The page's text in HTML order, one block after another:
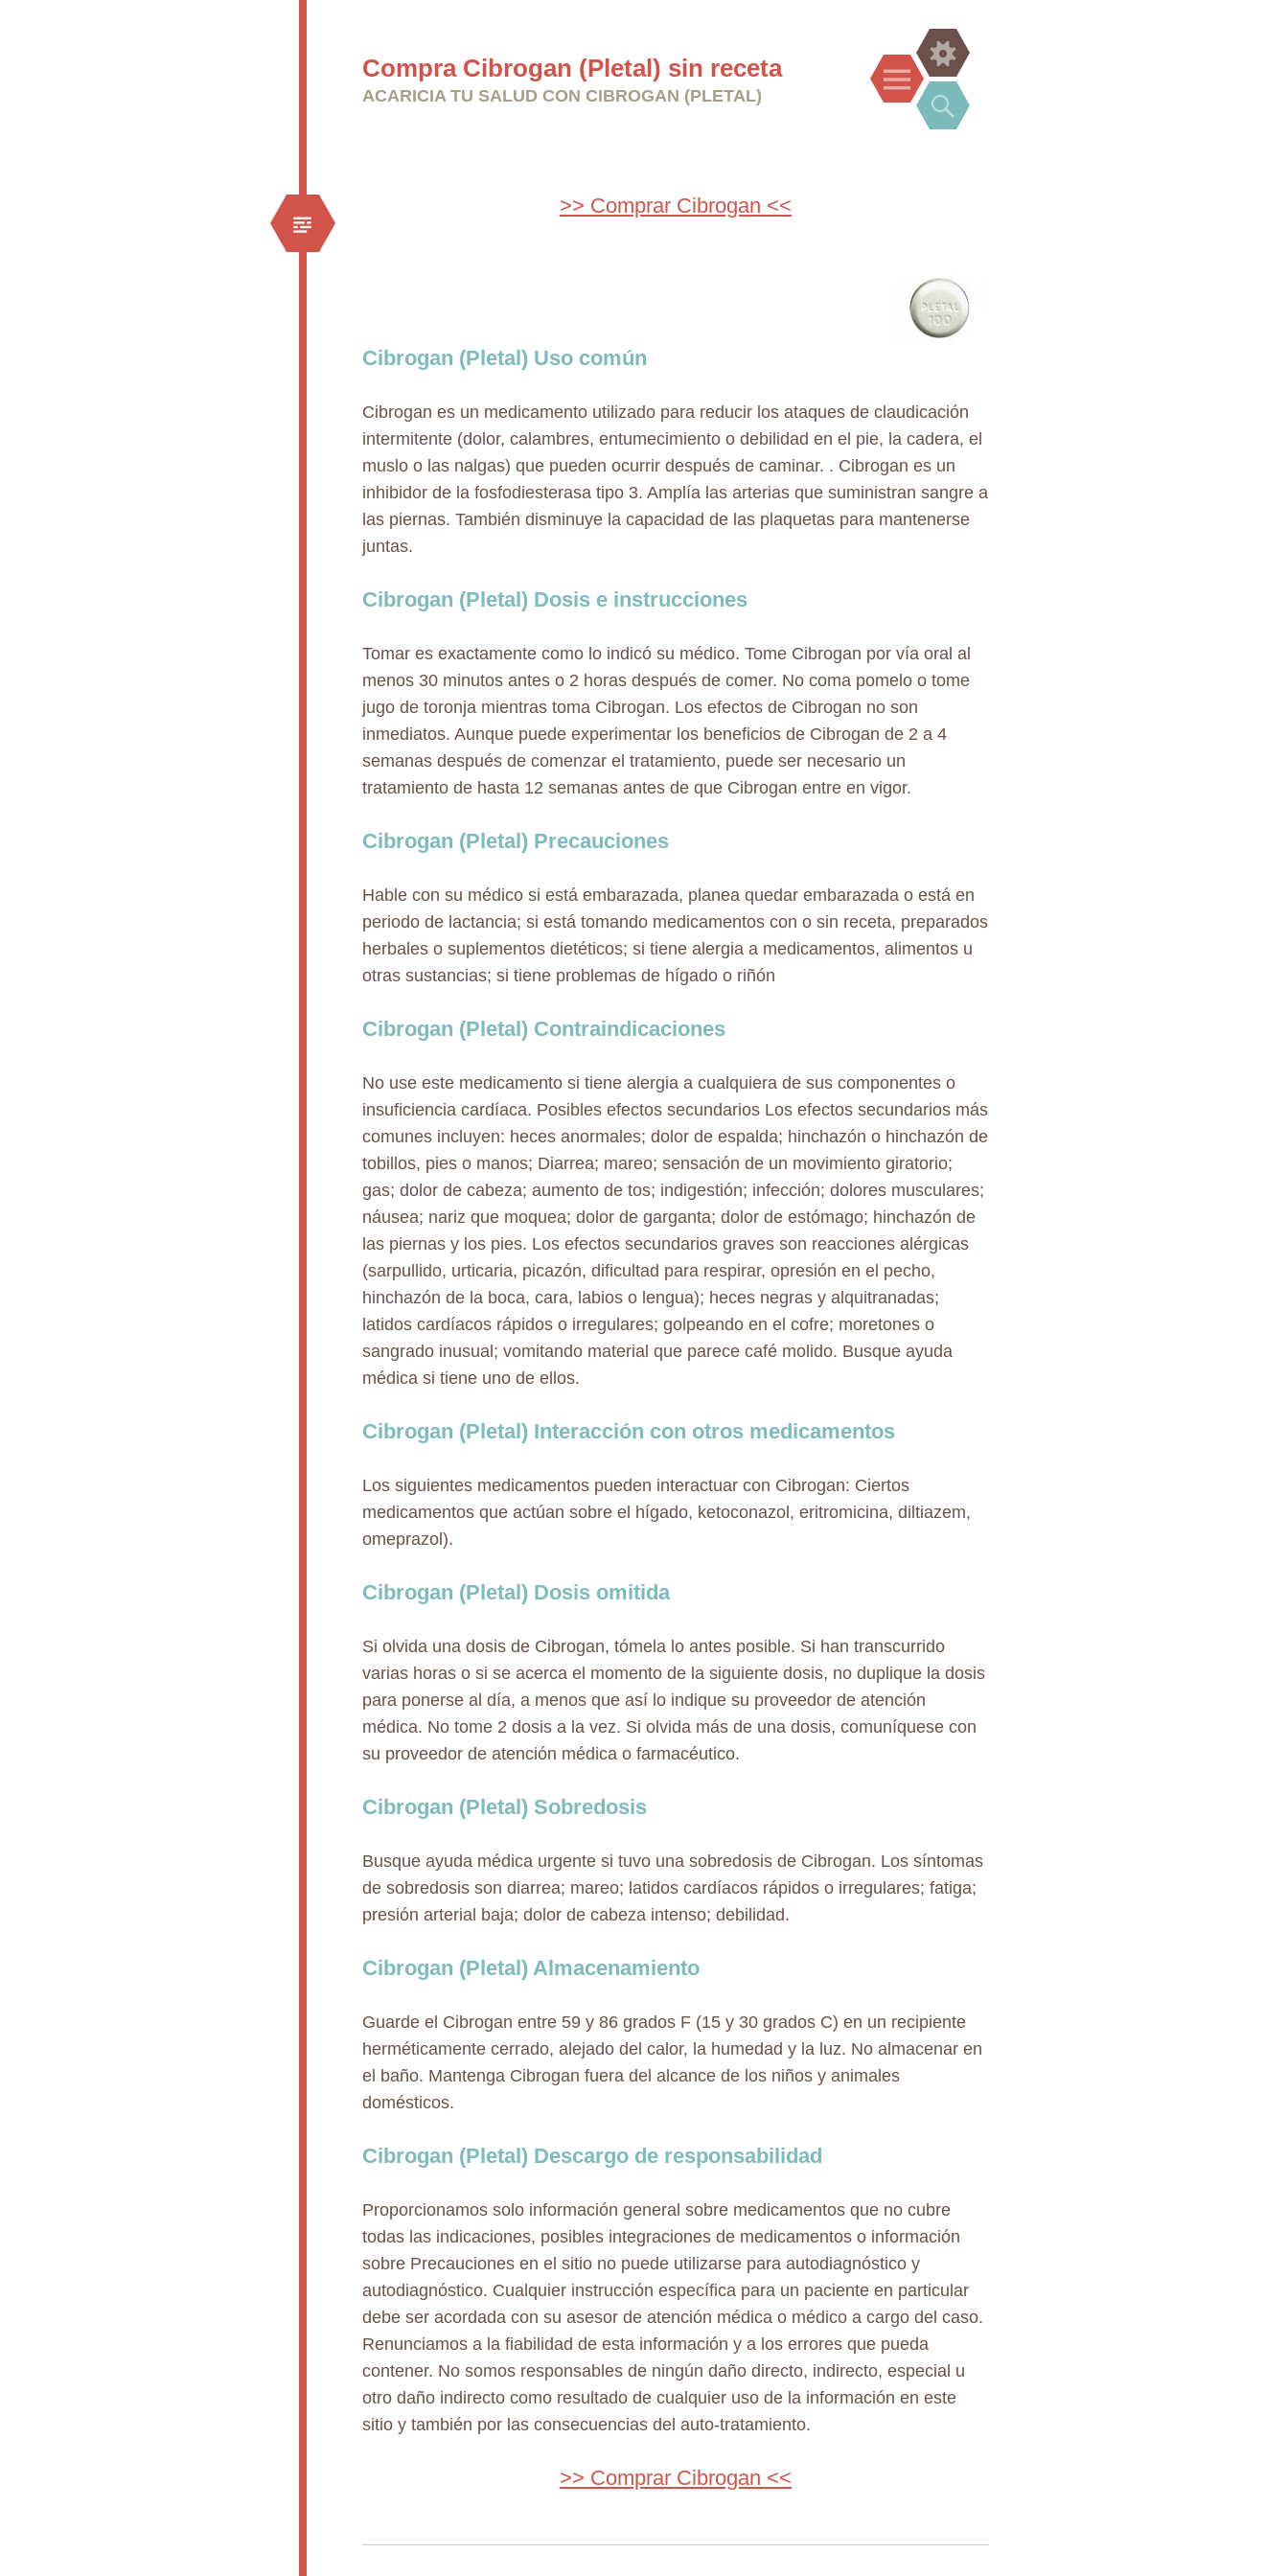
Compra Cibrogan (Pletal) sin receta
ACARICIA TU SALUD CON CIBROGAN (PLETAL)
Menu
Widgets
Search
>> Comprar Cibrogan <<
Cibrogan (Pletal) Uso común
Cibrogan es un medicamento utilizado para reducir los ataques de claudicación
intermitente (dolor, calambres, entumecimiento o debilidad en el pie, la cadera, el
muslo o las nalgas) que pueden ocurrir después de caminar. . Cibrogan es un
inhibidor de la fosfodiesterasa tipo 3. Amplía las arterias que suministran sangre a
las piernas. También disminuye la capacidad de las plaquetas para mantenerse
juntas.
Cibrogan (Pletal) Dosis e instrucciones
Tomar es exactamente como lo indicó su médico. Tome Cibrogan por vía oral al
menos 30 minutos antes o 2 horas después de comer. No coma pomelo o tome
jugo de toronja mientras toma Cibrogan. Los efectos de Cibrogan no son
inmediatos. Aunque puede experimentar los beneficios de Cibrogan de 2 a 4
semanas después de comenzar el tratamiento, puede ser necesario un
tratamiento de hasta 12 semanas antes de que Cibrogan entre en vigor.
Cibrogan (Pletal) Precauciones
Hable con su médico si está embarazada, planea quedar embarazada o está en
periodo de lactancia; si está tomando medicamentos con o sin receta, preparados
herbales o suplementos dietéticos; si tiene alergia a medicamentos, alimentos u
otras sustancias; si tiene problemas de hígado o riñón
Cibrogan (Pletal) Contraindicaciones
No use este medicamento si tiene alergia a cualquiera de sus componentes o
insuficiencia cardíaca. Posibles efectos secundarios Los efectos secundarios más
comunes incluyen: heces anormales; dolor de espalda; hinchazón o hinchazón de
tobillos, pies o manos; Diarrea; mareo; sensación de un movimiento giratorio;
gas; dolor de cabeza; aumento de tos; indigestión; infección; dolores musculares;
náusea; nariz que moquea; dolor de garganta; dolor de estómago; hinchazón de
las piernas y los pies. Los efectos secundarios graves son reacciones alérgicas
(sarpullido, urticaria, picazón, dificultad para respirar, opresión en el pecho,
hinchazón de la boca, cara, labios o lengua); heces negras y alquitranadas;
latidos cardíacos rápidos o irregulares; golpeando en el cofre; moretones o
sangrado inusual; vomitando material que parece café molido. Busque ayuda
médica si tiene uno de ellos.
Cibrogan (Pletal) Interacción con otros medicamentos
Los siguientes medicamentos pueden interactuar con Cibrogan: Ciertos
medicamentos que actúan sobre el hígado, ketoconazol, eritromicina, diltiazem,
omeprazol).
Cibrogan (Pletal) Dosis omitida
Si olvida una dosis de Cibrogan, tómela lo antes posible. Si han transcurrido
varias horas o si se acerca el momento de la siguiente dosis, no duplique la dosis
para ponerse al día, a menos que así lo indique su proveedor de atención
médica. No tome 2 dosis a la vez. Si olvida más de una dosis, comuníquese con
su proveedor de atención médica o farmacéutico.
Cibrogan (Pletal) Sobredosis
Busque ayuda médica urgente si tuvo una sobredosis de Cibrogan. Los síntomas
de sobredosis son diarrea; mareo; latidos cardíacos rápidos o irregulares; fatiga;
presión arterial baja; dolor de cabeza intenso; debilidad.
Cibrogan (Pletal) Almacenamiento
Guarde el Cibrogan entre 59 y 86 grados F (15 y 30 grados C) en un recipiente
herméticamente cerrado, alejado del calor, la humedad y la luz. No almacenar en
el baño. Mantenga Cibrogan fuera del alcance de los niños y animales
domésticos.
Cibrogan (Pletal) Descargo de responsabilidad
Proporcionamos solo información general sobre medicamentos que no cubre
todas las indicaciones, posibles integraciones de medicamentos o información
sobre Precauciones en el sitio no puede utilizarse para autodiagnóstico y
autodiagnóstico. Cualquier instrucción específica para un paciente en particular
debe ser acordada con su asesor de atención médica o médico a cargo del caso.
Renunciamos a la fiabilidad de esta información y a los errores que pueda
contener. No somos responsables de ningún daño directo, indirecto, especial u
otro daño indirecto como resultado de cualquier uso de la información en este
sitio y también por las consecuencias del auto-tratamiento.
>> Comprar Cibrogan <<